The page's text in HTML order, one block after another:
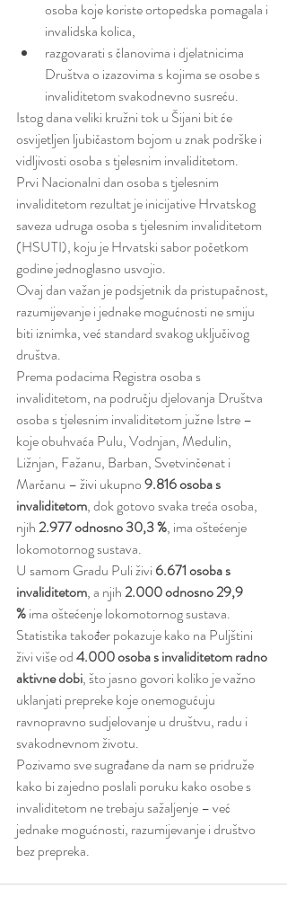
osoba koje koriste ortopedska pomagala i
invalidska kolica,
razgovarati s članovima i djelatnicima
Društva o izazovima s kojima se osobe s
invaliditetom svakodnevno susreću.
Istog dana veliki kružni tok u Šijani bit će
osvijetljen ljubičastom bojom u znak podrške i
vidljivosti osoba s tjelesnim invaliditetom.
Prvi Nacionalni dan osoba s tjelesnim
invaliditetom rezultat je inicijative Hrvatskog
saveza udruga osoba s tjelesnim invaliditetom
(HSUTI), koju je Hrvatski sabor početkom
godine jednoglasno usvojio.
Ovaj dan važan je podsjetnik da pristupačnost,
razumijevanje i jednake mogućnosti ne smiju
biti iznimka, već standard svakog uključivog
društva.
Prema podacima Registra osoba s
invaliditetom, na području djelovanja Društva
osoba s tjelesnim invaliditetom južne Istre –
koje obuhvaća Pulu, Vodnjan, Medulin,
Ližnjan, Fažanu, Barban, Svetvinčenat i
Marčanu – živi ukupno 9.816 osoba s
invaliditetom, dok gotovo svaka treća osoba,
njih 2.977 odnosno 30,3 %, ima oštećenje
lokomotornog sustava.
U samom Gradu Puli živi 6.671 osoba s
invaliditetom, a njih 2.000 odnosno 29,9
% ima oštećenje lokomotornog sustava.
Statistika također pokazuje kako na Puljštini
živi više od 4.000 osoba s invaliditetom radno
aktivne dobi, što jasno govori koliko je važno
uklanjati prepreke koje onemogućuju
ravnopravno sudjelovanje u društvu, radu i
svakodnevnom životu.
Pozivamo sve sugrađane da nam se pridruže
kako bi zajedno poslali poruku kako osobe s
invaliditetom ne trebaju sažaljenje – već
jednake mogućnosti, razumijevanje i društvo
bez prepreka.